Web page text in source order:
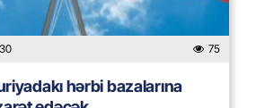
75
hərbi bazalarına